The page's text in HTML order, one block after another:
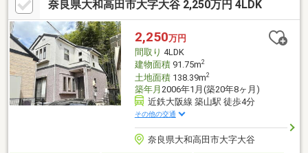
奈良県大和高田市大字大谷 2,250万円 4LDK
2,250万円
間取り 4LDK
建物面積91.75m2
土地面積138.39m2
築年月 2006年1月(築20年8ヶ月)
近鉄大阪線 築山駅 徒歩4分
その他の交通
奈良県大和高田市大字大谷